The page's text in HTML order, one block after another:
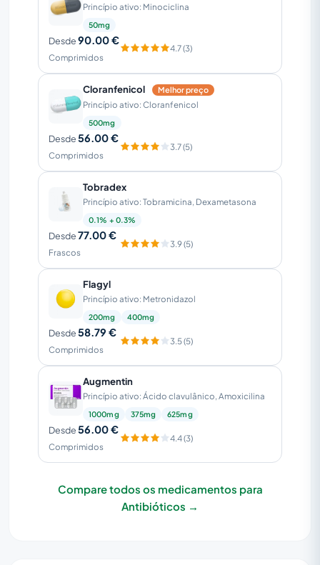
Princípio ativo: Minociclina
50mg
Desde90.00 €
Comprimidos
4.7 (3)
Cloranfenicol Melhor preço
Princípio ativo: Cloranfenicol
500mg
Desde56.00 €
Comprimidos
3.7 (5)
Tobradex
Princípio ativo: Tobramicina, Dexametasona
0.1% + 0.3%
Desde77.00 €
Frascos
3.9 (5)
Flagyl
Princípio ativo: Metronidazol
200mg 400mg
Desde58.79 €
Comprimidos
3.5 (5)
Augmentin
Princípio ativo: Ácido clavulânico, Amoxicilina
1000mg 375mg 625mg
Desde56.00 €
Comprimidos
4.4 (3)
Compare todos os medicamentos para
Antibióticos →